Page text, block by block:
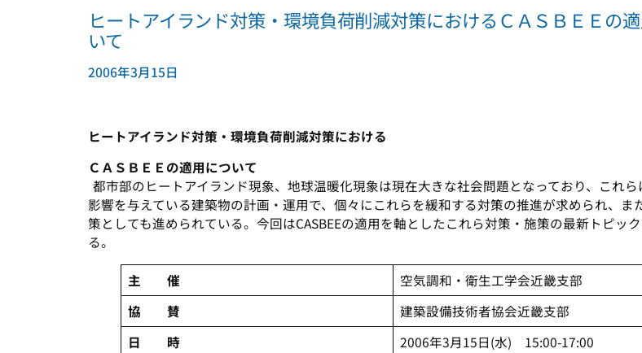
ヒートアイランド対策・環境負荷削減対策におけるＣＡＳＢＥＥの
いて
2006年3月15日
ヒートアイランド対策・環境負荷削減対策における
ＣＡＳＢＥＥの適用について
都市部のヒートアイランド現象、地球温暖化現象は現在大きな社会問題となっており、これら
影響を与えている建築物の計画・運用で、個々にこれらを緩和する対策の推進が求められ、ま
策としても進められている。今回はCASBEEの適用を軸としたこれら対策・施策の最新トピッ
る。
主 催
空気調和・衛生工学会近畿支部
協 賛
建築設備技術者協会近畿支部
日 時
2006年3月15日(水) 15:00-17:00